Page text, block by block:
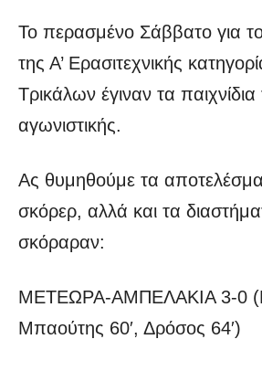
Το περασμένο Σάββατο για
της Α’ Ερασιτεχνικής
Τρικάλων έγιναν τα
αγωνιστικής.
Ας θυμηθούμε τα
σκόρερ, αλλά και τα
σκόραραν:
ΜΕΤΕΩΡΑ-ΑΜΠΕΛΑΚΙΑ 3-0
Μπαούτης 60′, Δρόσος 64′)